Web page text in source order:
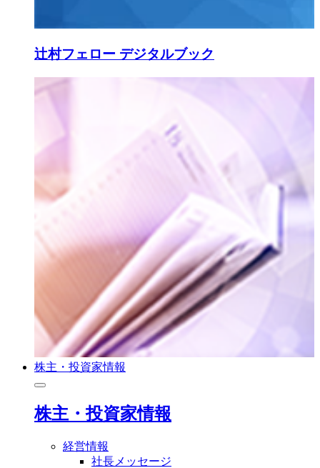
辻村フェロー デジタルブック
株主・投資家情報
株主・投資家情報
経営情報
社長メッセージ